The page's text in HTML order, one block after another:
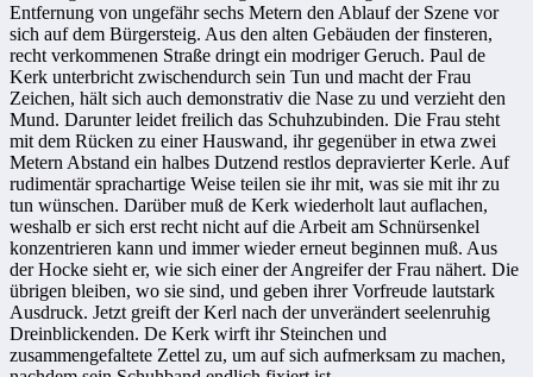
Entfer­nung von ungefähr sechs Metern den Ablauf der Szene vor
sich auf dem Bür­gersteig. Aus den alten Gebäuden der finsteren,
recht verkommenen Straße dringt ein modriger Geruch. Paul de
Kerk unterbricht zwischendurch sein Tun und macht der Frau
Zeichen, hält sich auch demonstrativ die Nase zu und verzieht den
Mund. Darunter leidet freilich das Schuhzubinden. Die Frau steht
mit dem Rücken zu einer Hauswand, ihr gegenüber in etwa zwei
Metern Abstand ein halbes Dutzend restlos depravierter Kerle. Auf
rudimentär sprachartige Weise teilen sie ihr mit, was sie mit ihr zu
tun wünschen. Darüber muß de Kerk wiederholt laut auflachen,
weshalb er sich erst recht nicht auf die Arbeit am Schnürsenkel
konzentrieren kann und immer wieder erneut beginnen muß. Aus
der Hocke sieht er, wie sich einer der Angreifer der Frau nähert. Die
übrigen bleiben, wo sie sind, und geben ihrer Vorfreude laut­stark
Ausdruck. Jetzt greift der Kerl nach der unverändert seelenruhig
Drein­blicken­den. De Kerk wirft ihr Steinchen und
zusammengefaltete Zettel zu, um auf sich aufmerksam zu machen,